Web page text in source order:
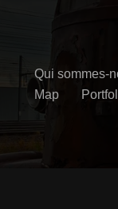
Qui sommes-
Map